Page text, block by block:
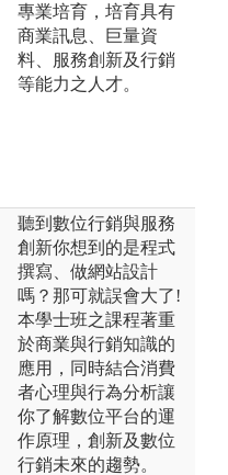
專業培育，培育具有
商業訊息、巨量資
料、服務創新及行銷
等能力之人才。
聽到數位行銷與服務
創新你想到的是程式
撰寫、做網站設計
嗎？那可就誤會大了!
本學士班之課程著重
於商業與行銷知識的
應用，同時結合消費
者心理與行為分析讓
你了解數位平台的運
作原理，創新及數位
行銷未來的趨勢。